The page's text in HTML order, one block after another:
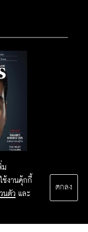
ม
ช้งานคุ้กกี้
นตัว และ
ตกลง
RESERVED